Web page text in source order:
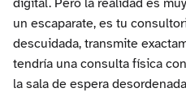
digital. Pero la realidad es
un escaparate, es tu
descuidada, transmite
tendría una consulta física
la sala de espera